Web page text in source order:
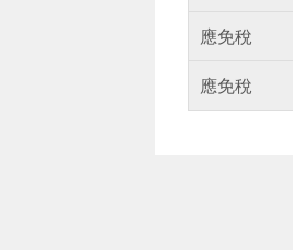
應免稅
應免稅